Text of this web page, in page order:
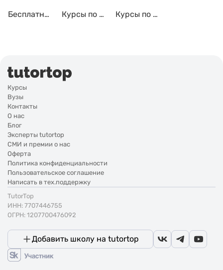
Бесплатные курсы по Java Курсы по Java с трудоустройством Курсы по Java с сертификатом
Курсы
Вузы
Контакты
О нас
Блог
Эксперты tutortop
СМИ и премии о нас
Оферта
Политика конфиденциальности
Пользовательское соглашение
Написать в тех.поддержку
TutorTop
ИНН: 7707446755
ОГРН: 1207700476092
Добавить школу на tutortop